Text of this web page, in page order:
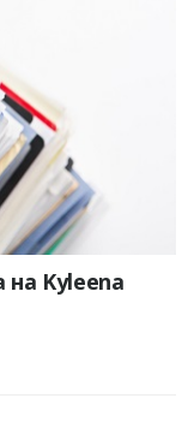
Kyleena